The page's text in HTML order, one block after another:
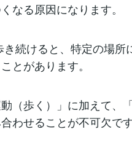
なる原因になります。
続けると、特定の場所
とがあります。
（歩く）」に加えて、
わせることが不可欠です